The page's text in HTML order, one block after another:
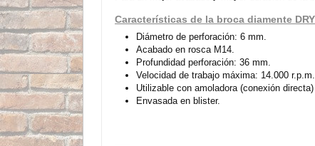
Características de la broca diamente
Diámetro de perforación: 6 mm.
Acabado en rosca M14.
Profundidad perforación: 36 mm.
Velocidad de trabajo máxima: 14.000 r.p.m.
Utilizable con amoladora (conexión
Envasada en blister.